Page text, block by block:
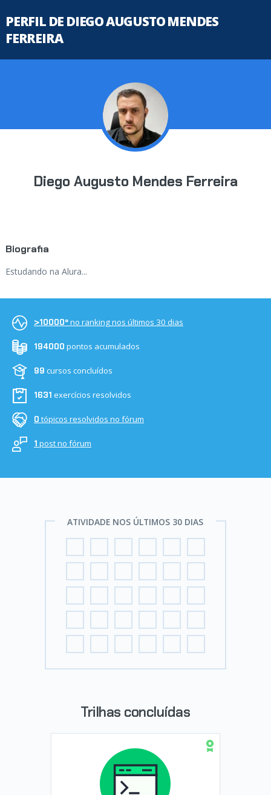
PERFIL DE DIEGO AUGUSTO MENDES
FERREIRA
Diego Augusto Mendes Ferreira
Biografia
Estudando na Alura...
>10000ºno ranking nos últimos 30 dias
194000 pontos acumulados
99 cursos concluídos
1631 exercícios resolvidos
0 tópicos resolvidos no fórum
1 post no fórum
ATIVIDADE NOS ÚLTIMOS 30 DIAS
Trilhas concluídas